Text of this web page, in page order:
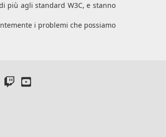
più agli standard W3C, e stanno
i problemi che possiamo